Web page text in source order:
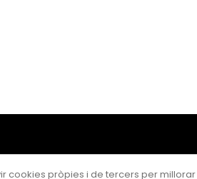
cookies pròpies i de tercers per